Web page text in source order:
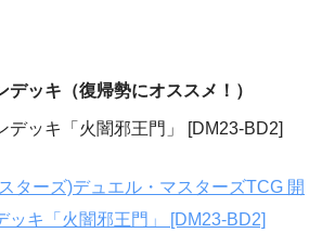
デッキ（復帰勢にオススメ！）
デッキ「火闇邪王門」 [DM23-BD2]
ターズ)デュエル・マスターズTCG 開
ッキ「火闇邪王門」 [DM23-BD2]